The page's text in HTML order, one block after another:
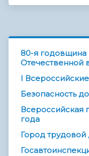
80-я
Отечественной
I
Безопасность
Всероссийская
года
Город трудовой